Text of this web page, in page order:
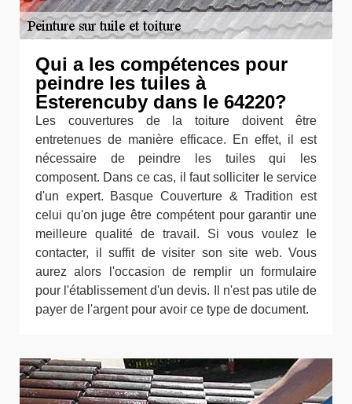
Qui a les compétences pour
peindre les tuiles à
Esterencuby dans le 64220?
Les couvertures de la toiture doivent être
entretenues de manière efficace. En effet, il est
nécessaire de peindre les tuiles qui les
composent. Dans ce cas, il faut solliciter le service
d'un expert. Basque Couverture & Tradition est
celui qu'on juge être compétent pour garantir une
meilleure qualité de travail. Si vous voulez le
contacter, il suffit de visiter son site web. Vous
aurez alors l'occasion de remplir un formulaire
pour l'établissement d'un devis. Il n'est pas utile de
payer de l'argent pour avoir ce type de document.